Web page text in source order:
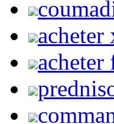
acheter
acheter